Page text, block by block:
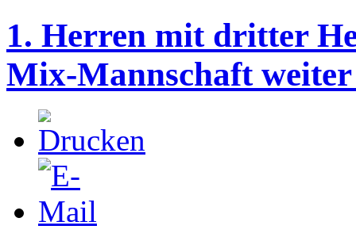
1. Herren mit dritter
Mix-Mannschaft weiter